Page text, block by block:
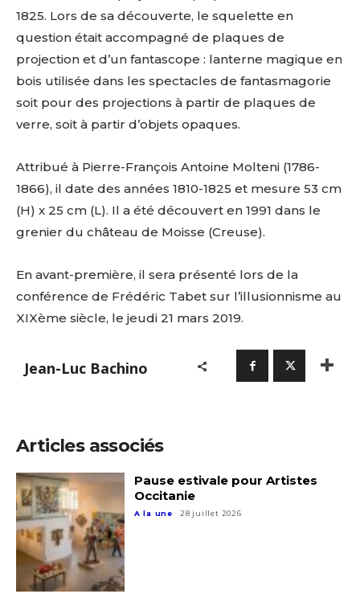
1825. Lors de sa découverte, le squelette en
question était accompagné de plaques de
projection et d’un fantascope : lanterne magique en
bois utilisée dans les spectacles de fantasmagorie
soit pour des projections à partir de plaques de
verre, soit à partir d’objets opaques.
Attribué à Pierre-François Antoine Molteni (1786-
1866), il date des années 1810-1825 et mesure 53 cm
(H) x 25 cm (L). Il a été découvert en 1991 dans le
grenier du château de Moisse (Creuse).
En avant-première, il sera présenté lors de la
conférence de Frédéric Tabet sur l’illusionnisme au
XIXème siècle, le jeudi 21 mars 2019.
Jean-Luc Bachino
Articles associés
Pause estivale pour Artistes
Occitanie
A la une 28 juillet 2026